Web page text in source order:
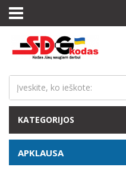
KATEGORIJOS
APKLAUSA